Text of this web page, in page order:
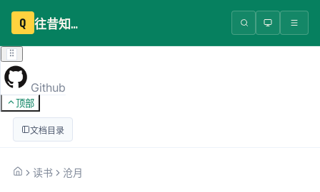
Q 往昔知识库
Github
顶部
文档目录
读书 沧月